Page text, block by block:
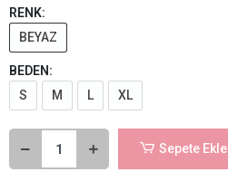
RENK:
BEYAZ
BEDEN:
S
M L XL
Sepete Ekle